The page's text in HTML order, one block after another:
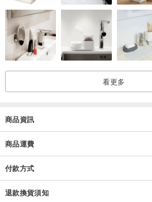
主體、附件、內外包裝、隨貨文件、贈品、活
臺灣製造 / Proudly Made In Taiwan
藝術家設計 / Designed by ©Cecil Tang
看更多
商品資訊
商品運費
付款方式
退款換貨須知